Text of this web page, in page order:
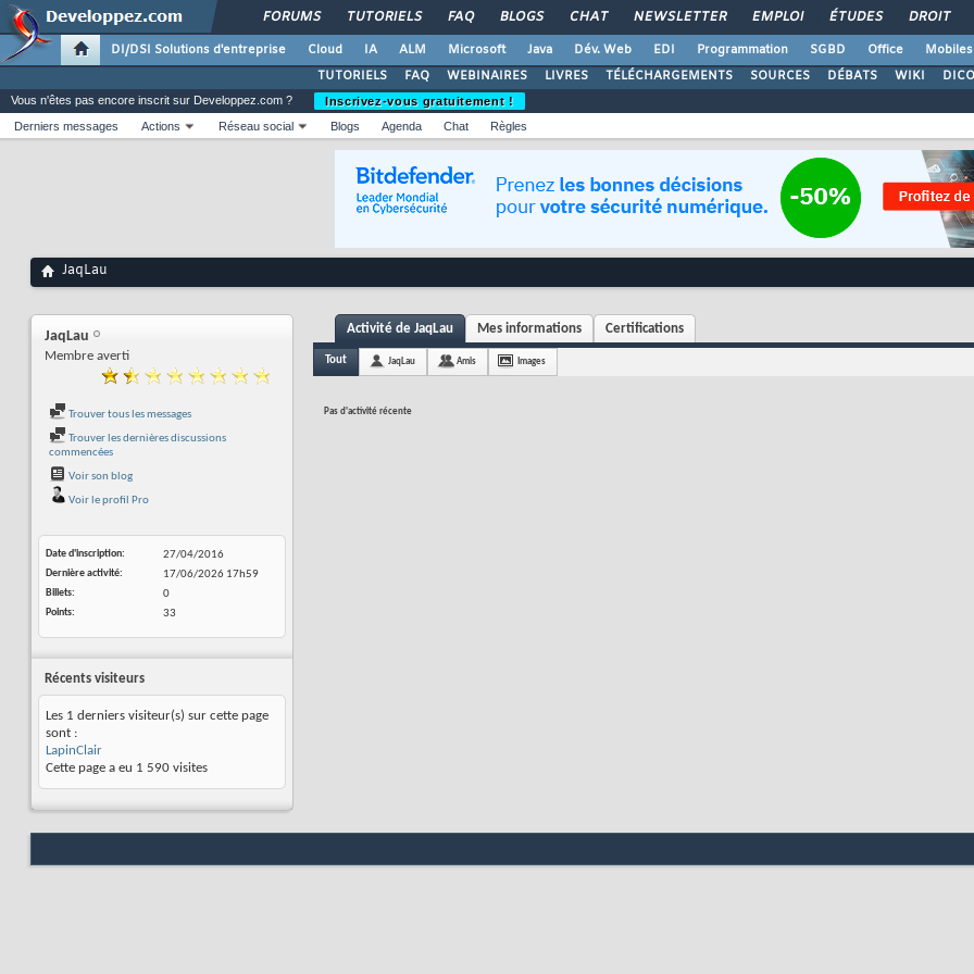
FORUMS TUTORIELS FAQ BLOGS CHAT NEWSLETTER EMPLOI ÉTUDES DROIT
DI/DSI Solutions d'entreprise Cloud IA ALM Microsoft Java Dév. Web EDI Programmation SGBD Office Mobiles
TUTORIELS
FAQ WEBINAIRES LIVRES TÉLÉCHARGEMENTS SOURCES DÉBATS WIKI DICO
Vous n'êtes pas encore inscrit sur Developpez.com ?
Inscrivez-vous gratuitement !
Derniers messages
Actions Réseau social Blogs Agenda Chat Règles
JaqLau
JaqLau
Membre averti
Trouver tous les messages
Trouver les dernières discussions
commencées
Voir son blog
Voir le profil Pro
Date d'inscription
27/04/2016
Dernière activité
17/06/2026 17h59
Billets
0
Points
33
Récents visiteurs
Les 1 derniers visiteur(s) sur cette page
sont :
LapinClair
Cette page a eu 1 590 visites
Activité de JaqLau Mes informations Certifications
Tout JaqLau Amis Images
Pas d'activité récente